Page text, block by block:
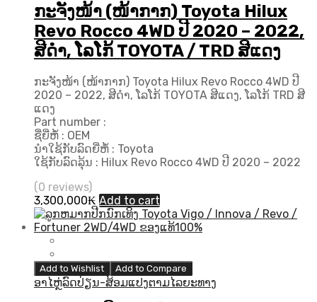
ກະຈັງໜ້າ (ໜ້າກາກ) Toyota Hilux
Revo Rocco 4WD ປີ 2020 – 2022,
ສີດຳ, ໂລໂກ້ TOYOTA / TRD ສີແດງ
ກະຈັງໜ້າ (ໜ້າກາກ) Toyota Hilux Revo Rocco 4WD ປີ
2020 – 2022, ສີດຳ, ໂລໂກ້ TOYOTA ສີແດງ, ໂລໂກ້ TRD ສີ
ແດງ
Part number :
ຊື່ຍີ່ຫໍ້ : OEM
ນຳໃຊ້ກັບລົດຍີ່ຫໍ້ : Toyota
ໃຊ້ກັບລົດລຸ້ນ : Hilux Revo Rocco 4WD ປີ 2020 – 2022
(0 reviews)
3,300,000₭ Add to cart
Add to Wishlist Add to Compare
ອາໄຫຼ່ລົດປ່ຽນ-ສ້ອມແປງຕາມໄລຍະທາງ